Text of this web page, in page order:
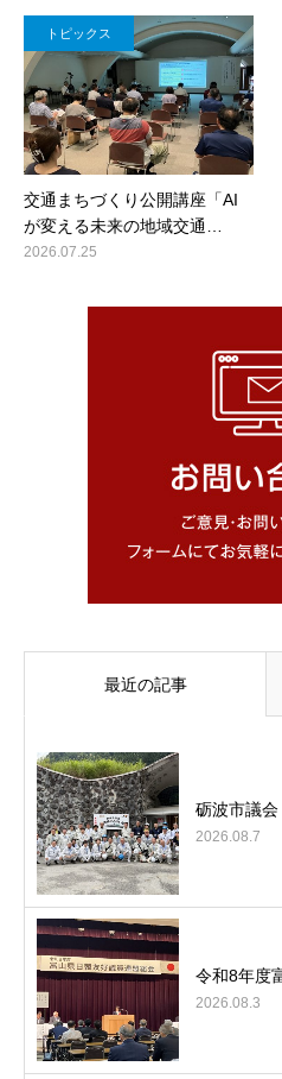
トピックス
交通まちづくり公開講座「AI
が変える未来の地域交通…
2026.07.25
最近の記事
砺波市議
2026.08.7
令和8年度
2026.08.3